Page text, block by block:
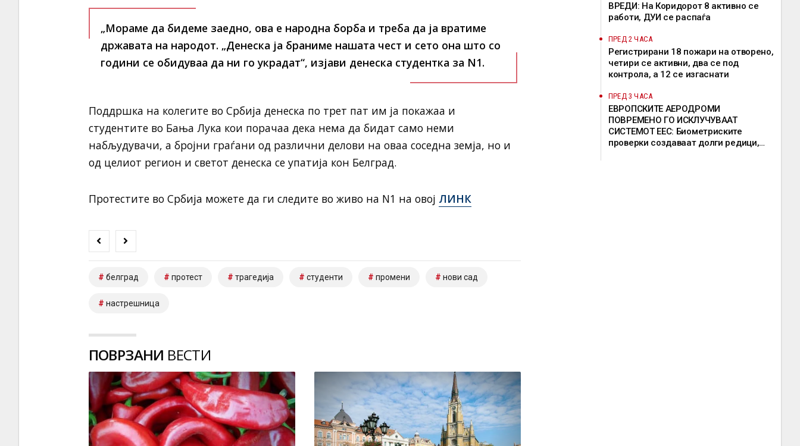
„Мораме да бидеме заедно, ова е народна борба и треба да ја вратиме
државата на народот. „Денеска ја браниме нашата чест и сето она што со
години се обидуваа да ни го украдат“, изјави денеска студентка за N1.
Поддршка на колегите во Србија денеска по трет пат им ја покажаа и
студентите во Бања Лука кои порачаа дека нема да бидат само неми
набљудувачи, а бројни граѓани од различни делови на оваа соседна земја, но и
од целиот регион и светот денеска се упатија кон Белград.
Протестите во Србија можете да ги следите во живо на N1 на овој ЛИНК
белград протест трагедија студенти промени нови сад
настрешница
ПОВРЗАНИ ВЕСТИ
ВРЕДИ: На Коридорот 8 активно се
работи, ДУИ се распаѓа
ПРЕД 2 ЧАСА
Регистрирани 18 пожари на отворено,
четири се активни, два се под
контрола, а 12 се изгаснати
ПРЕД 3 ЧАСА
ЕВРОПСКИТЕ АЕРОДРОМИ
ПОВРЕМЕНО ГО ИСКЛУЧУВААТ
СИСТЕМОТ ЕЕС: Биометриските
проверки создаваат долги редици,